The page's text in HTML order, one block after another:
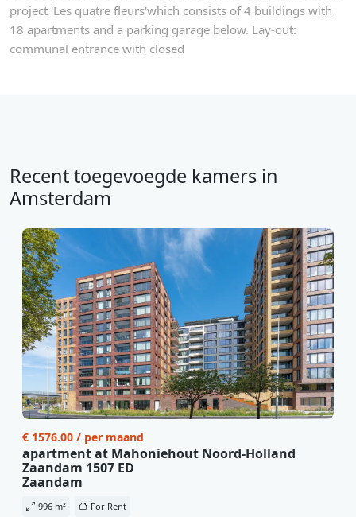
project 'Les quatre fleurs'which consists of 4 buildings with
18 apartments and a parking garage below. Lay-out:
communal entrance with closed
Recent toegevoegde kamers in
Amsterdam
€ 1576.00 / per maand
apartment at Mahoniehout Noord-Holland
Zaandam 1507 ED
Zaandam
996 m² For Rent